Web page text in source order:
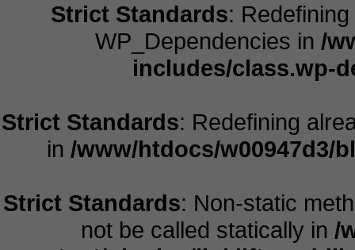
Strict Standards:
WP_Dependencies in /
includes/class.wp-
Strict Standards: Redefining
in/www/htdocs/w00947d3/
Strict Standards: Non-static
not be called statically in/